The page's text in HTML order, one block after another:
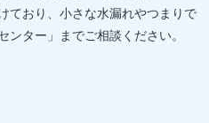
ており、小さな水漏れやつまりで
ンター」までご相談ください。